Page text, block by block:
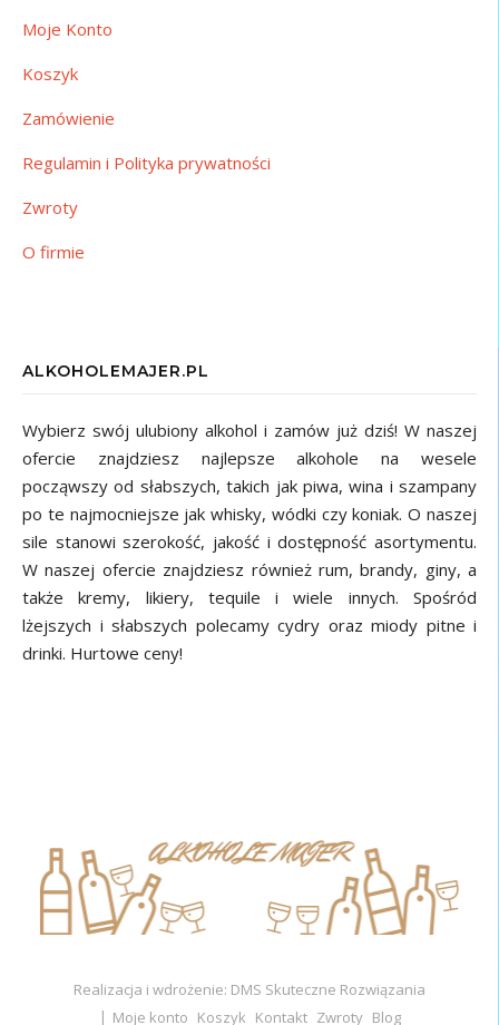
Moje Konto
Koszyk
Zamówienie
Regulamin i Polityka prywatności
Zwroty
O firmie
ALKOHOLEMAJER.PL
Wybierz swój ulubiony alkohol i zamów już dziś! W naszej
ofercie znajdziesz najlepsze alkohole na wesele
począwszy od słabszych, takich jak piwa, wina i szampany
po te najmocniejsze jak whisky, wódki czy koniak. O naszej
sile stanowi szerokość, jakość i dostępność asortymentu.
W naszej ofercie znajdziesz również rum, brandy, giny, a
także kremy, likiery, tequile i wiele innych. Spośród
lżejszych i słabszych polecamy cydry oraz miody pitne i
drinki. Hurtowe ceny!
Realizacja i wdrożenie: DMS Skuteczne Rozwiązania
Moje konto Koszyk Kontakt Zwroty Blog